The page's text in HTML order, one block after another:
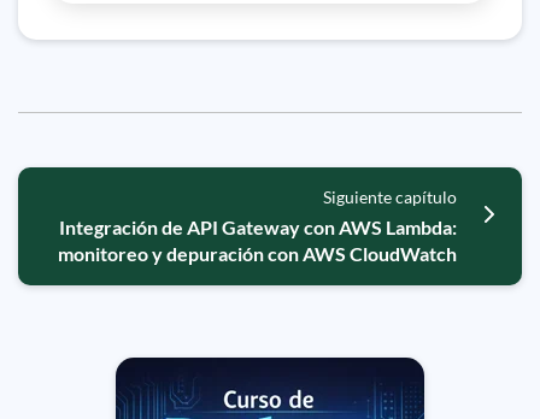
Siguiente capítulo
Integración de API Gateway con AWS Lambda:
monitoreo y depuración con AWS CloudWatch